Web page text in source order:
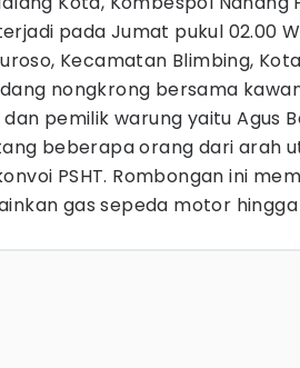
pada Jumat pukul 02.00
Kecamatan Blimbing,
nongkrong bersama
pemilik warung yaitu Agus
beberapa orang dari arah
PSHT. Rombongan ini
gas sepeda motor